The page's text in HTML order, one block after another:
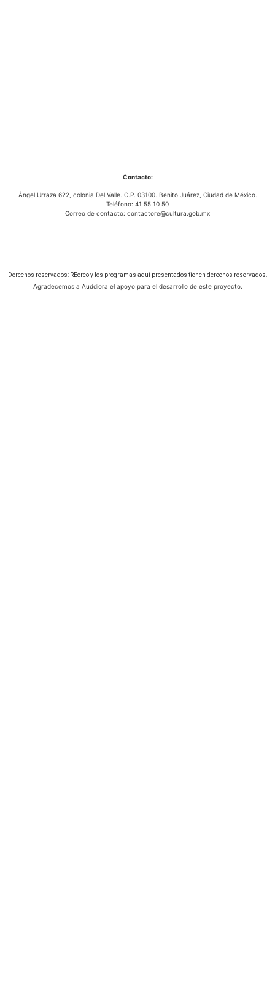
Contacto:
Ángel Urraza 622, colonia Del Valle. C.P. 03100. Benito Juárez, Ciudad de México.
Teléfono: 41 55 10 50
Correo de contacto: contactore@cultura.gob.mx
Derechos reservados: REcreo y los programas aquí presentados tienen derechos reservados.
Agradecemos a Auddiora el apoyo para el desarrollo de este proyecto.